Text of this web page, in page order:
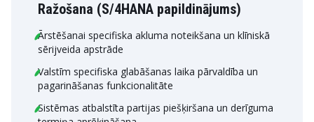
Ražošana (S/4HANA papildinājums)
Ārstēšanai specifiska akluma noteikšana un klīniskā
sērijveida apstrāde
Valstīm specifiska glabāšanas laika pārvaldība un
pagarināšanas funkcionalitāte
Sistēmas atbalstīta partijas piešķiršana un derīguma